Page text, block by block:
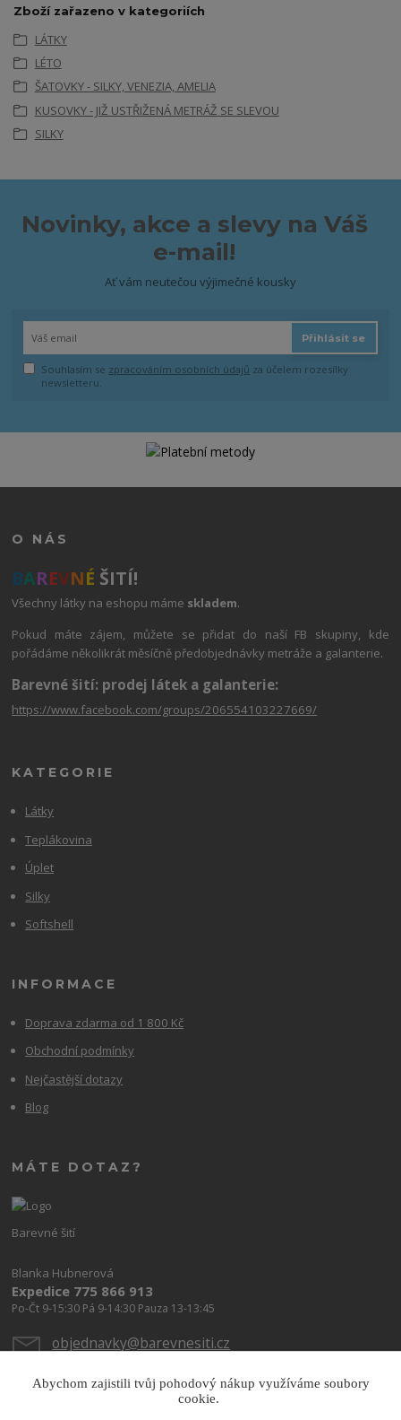
Zboží zařazeno v kategoriích
LÁTKY
LÉTO
ŠATOVKY - SILKY, VENEZIA, AMELIA
KUSOVKY - JIŽ USTŘIŽENÁ METRÁŽ SE SLEVOU
SILKY
Novinky, akce a slevy na Váš
e-mail!
Ať vám neutečou výjimečné kousky
Přihlásit se
Souhlasím se zpracováním osobních údajů za účelem rozesílky
newsletteru.
O NÁS
BAREVNÉ ŠITÍ!
Všechny látky na eshopu máme skladem.
Pokud máte zájem, můžete se přidat do naší FB skupiny, kde
pořádáme několikrát měsíčně předobjednávky metráže a galanterie.
Barevné šití: prodej látek a galanterie:
https://www.facebook.com/groups/206554103227669/
KATEGORIE
Látky
Teplákovina
Úplet
Silky
Softshell
INFORMACE
Doprava zdarma od 1 800 Kč
Obchodní podmínky
Nejčastější dotazy
Blog
MÁTE DOTAZ?
Barevné šití
Blanka Hubnerová
Expedice 775 866 913
Po-Čt 9-15:30 Pá 9-14:30 Pauza 13-13:45
objednavky@barevnesiti.cz
Abychom zajistili tvůj pohodový nákup využíváme soubory
cookie.